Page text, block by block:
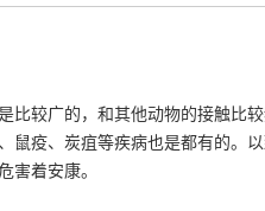
比较广的，和其他动物的接触比
鼠疫、炭疽等疾病也是都有的。
害着安康。